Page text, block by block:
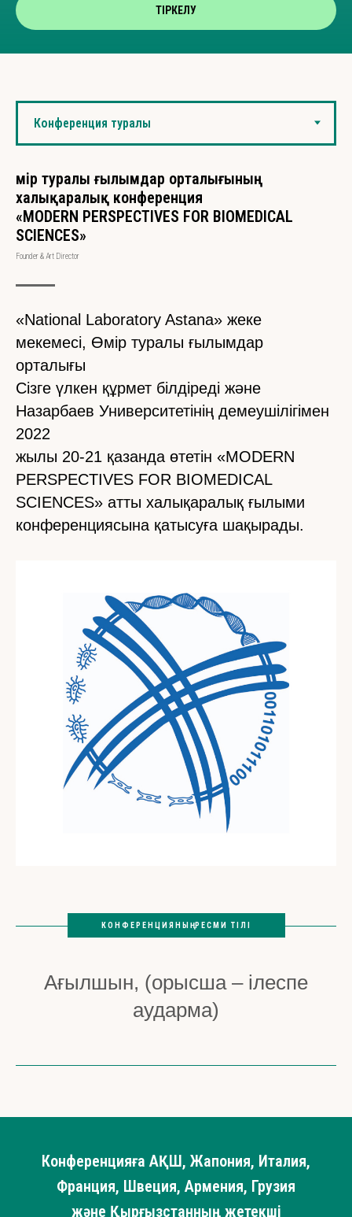
ТІРКЕЛУ
Өмір туралы ғылымдар орталығының
халықаралық конференция
«MODERN PERSPECTIVES FOR BIOMEDICAL
SCIENCES»
Founder & Art Director
«National Laboratory Astana» жеке
мекемесі, Өмір туралы ғылымдар
орталығы
Сізге үлкен құрмет білдіреді және
Назарбаев Университетінің демеушілігімен
2022
жылы 20-21 қазанда өтетін «MODERN
PERSPECTIVES FOR BIOMEDICAL
SCIENCES» атты халықаралық ғылыми
конференциясына қатысуға шақырады.
КОНФЕРЕНЦИЯНЫҢ РЕСМИ ТІЛІ
Ағылшын, (орысша – ілеспе
аударма)
Конференцияға АҚШ, Жапония, Италия,
Франция, Швеция, Армения, Грузия
және Қырғызстанның жетекші